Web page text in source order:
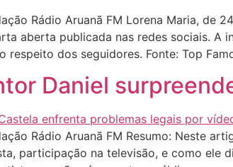
Rádio Aruanã FM Lorena Maria, de
aberta publicada nas redes sociais. A
respeito dos seguidores. Fonte: Top
Daniel
Rádio Aruanã FM Resumo: Neste
participação na televisão, e como ele